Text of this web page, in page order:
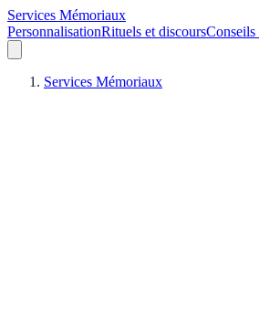
Services Mémoriaux
PersonnalisationRituels et discoursConseils
Services Mémoriaux